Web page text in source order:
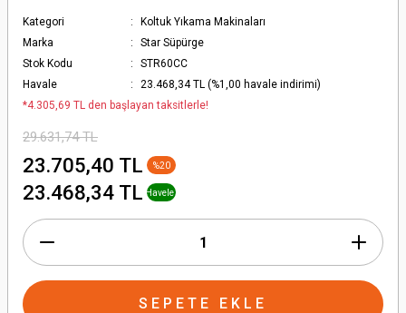
Kategori
Koltuk Yıkama Makinaları
Marka
Star Süpürge
Stok Kodu
STR60CC
Havale
23.468,34 TL (%1,00 havale indirimi)
*4.305,69 TL den başlayan taksitlerle!
29.631,74 TL
23.705,40 TL %20
23.468,34 TL Havele
SEPETE EKLE